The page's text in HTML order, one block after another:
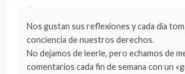
Nos gustan sus reflexiones y cada día
conciencia de nuestros derechos.
No dejamos de leerle, pero echamos de
comentarios cada fin de semana con un